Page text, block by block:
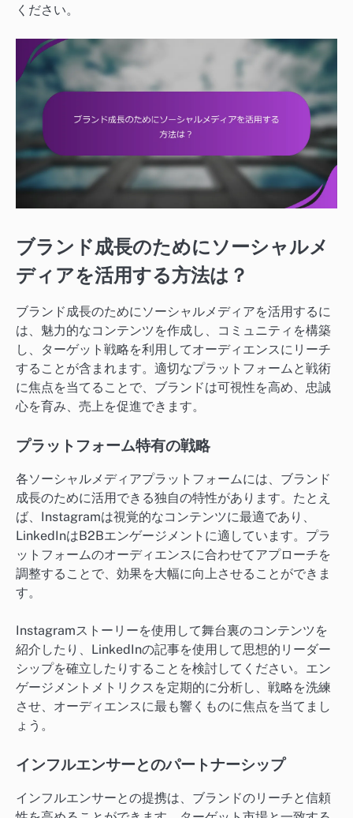
ください。
ブランド成長のためにソーシャルメ
ディアを活用する方法は？
ブランド成長のためにソーシャルメディアを活用するに
は、魅力的なコンテンツを作成し、コミュニティを構築
し、ターゲット戦略を利用してオーディエンスにリーチ
することが含まれます。適切なプラットフォームと戦術
に焦点を当てることで、ブランドは可視性を高め、忠誠
心を育み、売上を促進できます。
プラットフォーム特有の戦略
各ソーシャルメディアプラットフォームには、ブランド
成長のために活用できる独自の特性があります。たとえ
ば、Instagramは視覚的なコンテンツに最適であり、
LinkedInはB2Bエンゲージメントに適しています。プラ
ットフォームのオーディエンスに合わせてアプローチを
調整することで、効果を大幅に向上させることができま
す。
Instagramストーリーを使用して舞台裏のコンテンツを
紹介したり、LinkedInの記事を使用して思想的リーダー
シップを確立したりすることを検討してください。エン
ゲージメントメトリクスを定期的に分析し、戦略を洗練
させ、オーディエンスに最も響くものに焦点を当てまし
ょう。
インフルエンサーとのパートナーシップ
インフルエンサーとの提携は、ブランドのリーチと信頼